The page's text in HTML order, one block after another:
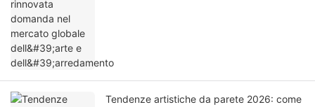
Tendenze artistiche da parete 2026: come